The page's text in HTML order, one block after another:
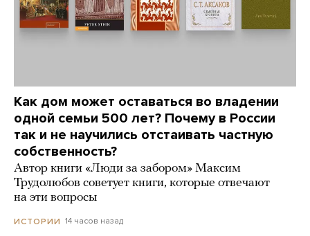
Как дом может оставаться во владении
одной семьи 500 лет? Почему в России
так и не научились отстаивать частную
собственность?
Автор книги «Люди за забором» Максим
Трудолюбов советует книги, которые отвечают
на эти вопросы
ИСТОРИИ 14 часов назад